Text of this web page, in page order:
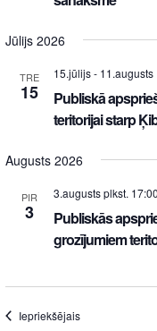
Jūlijs 2026
TRE
15
15.jūlijs- 11.augusts
Publiskā
teritorijai starp
Augusts 2026
PIR
3
3.augusts plkst. 17:00
Publiskās
grozījumiem
Iepriekšējais